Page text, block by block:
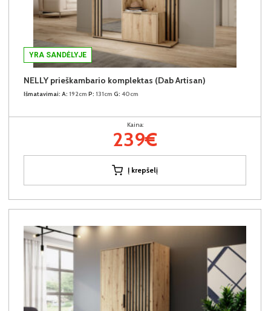
YRA SANDĖLYJE
NELLY prieškambario komplektas (Dab Artisan)
Išmatavimai: A: 192cm P: 131cm G: 40cm
Kaina:
239€
Į krepšelį